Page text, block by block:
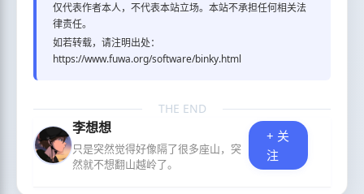
仅代表作者本人，不代表本站立场。本站不承担任何相关法
律责任。
如若转载，请注明出处：
https://www.fuwa.org/software/binky.html
THE END
李想想
只是突然觉得好像隔了很多座山，突
然就不想翻山越岭了。
+ 关
注